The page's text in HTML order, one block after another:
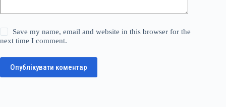
Save my name, email and website in this browser for the
next time I comment.
Опублікувати коментар